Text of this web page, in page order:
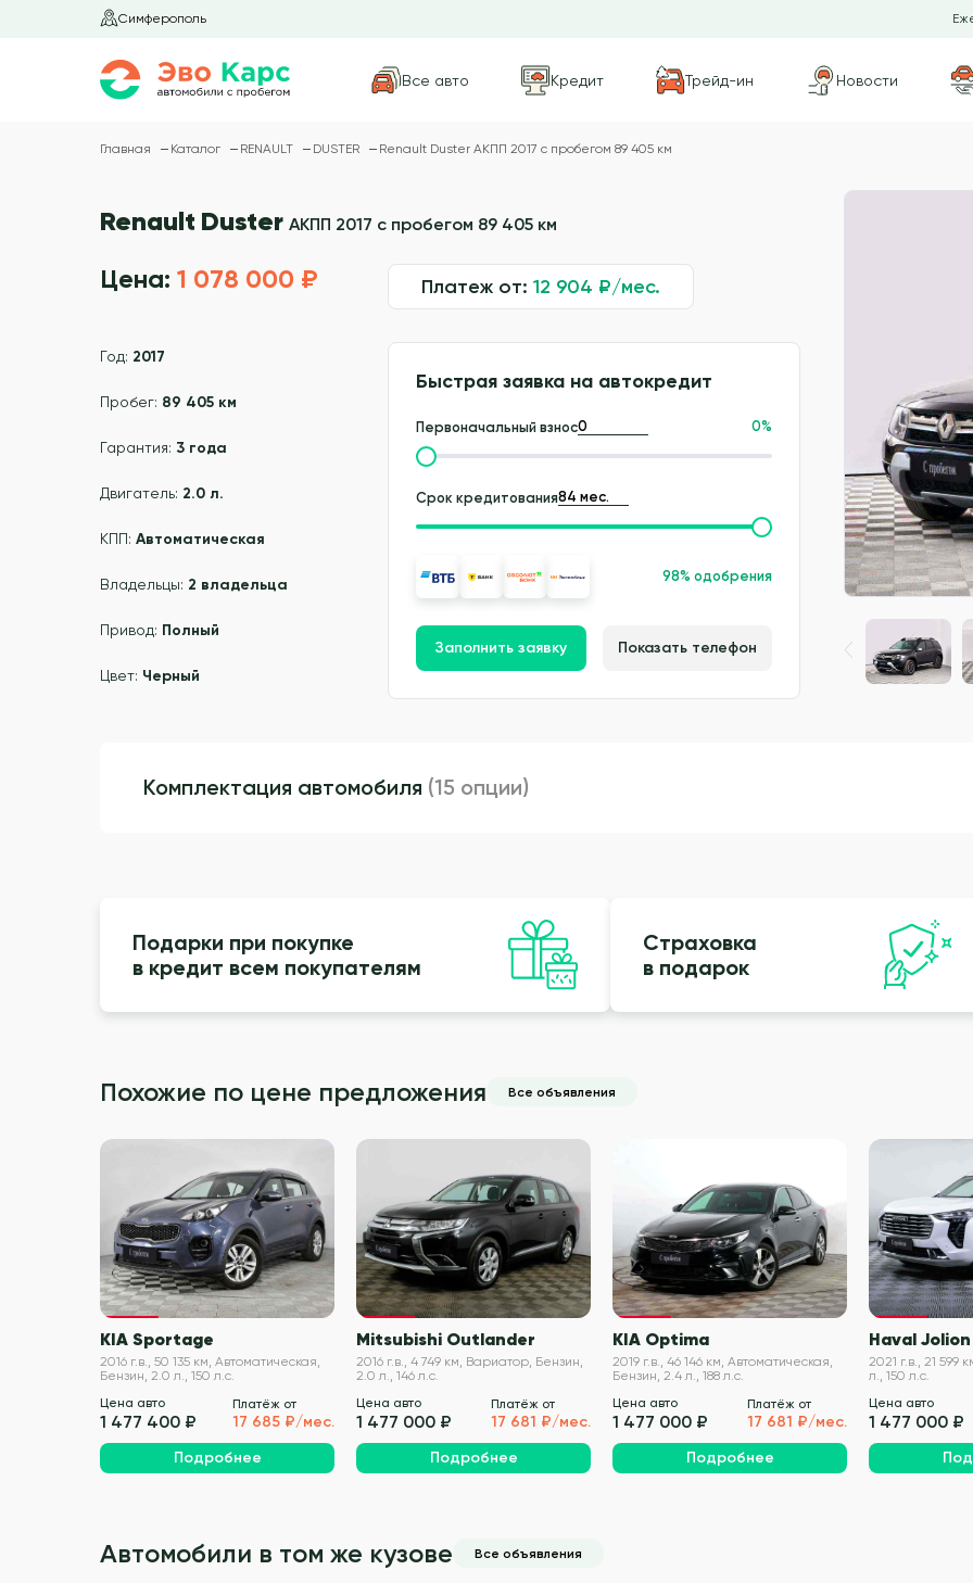
Симферополь
Все авто Кредит Трейд-ин Новости
Главная Каталог RENAULT DUSTER Renault Duster АКПП 2017 с пробегом 89 405 км
Renault Duster АКПП 2017 с пробегом 89 405 км
Цена: 1 078 000 ₽
Год: 2017
Пробег: 89 405 км
Гарантия: 3 года
Двигатель: 2.0 л.
КПП: Автоматическая
Владельцы: 2 владельца
Привод: Полный
Цвет: Черный
Платеж от: 12 904 ₽/мес.
Быстрая заявка на автокредит
Первоначальный взнос 0%
Срок кредитования
98% одобрения
Заполнить заявку Показать телефон
Комплектация автомобиля (15 опции)
Подарки при покупке
в кредит всем покупателям
Страховка
в подарок
Похожие по цене предложения Все объявления
VIN проверен
KIA Sportage
2016 г.в., 50 135 км, Автоматическая,
Бензин, 2.0 л., 150 л.с.
Цена авто
1 477 400 ₽
Платёж от
17 685 ₽/мес.
Подробнее
VIN проверен
Mitsubishi Outlander
2016 г.в., 4 749 км, Вариатор, Бензин,
2.0 л., 146 л.с.
Цена авто
1 477 000 ₽
Платёж от
17 681 ₽/мес.
Подробнее
VIN проверен
KIA Optima
2019 г.в., 46 146 км, Автоматическая,
Бензин, 2.4 л., 188 л.с.
Цена авто
1 477 000 ₽
Платёж от
17 681 ₽/мес.
Подробнее
Haval Jolion
2021 г.в., 21 599
л., 150 л.с.
Цена авто
1 477 000 ₽
Автомобили в том же кузове Все объявления